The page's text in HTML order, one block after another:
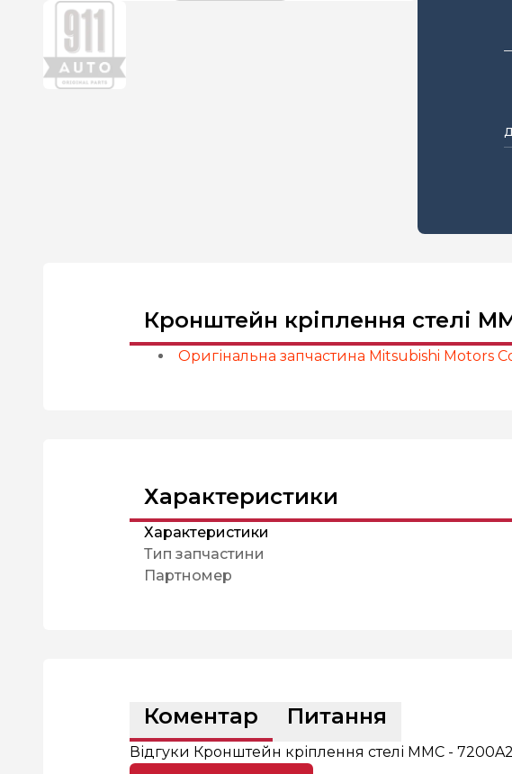
Кронштейн кріплення стелі
Оригінальна запчастина Mitsubishi Motors
Характеристики
Характеристики
Тип запчастини
Партномер
Коментар Питання
Відгуки Кронштейн кріплення стелі MMC -